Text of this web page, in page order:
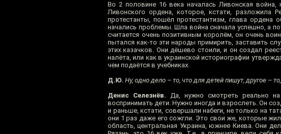
Во 2 половине 16 века началась Ливонская
Ливонского ордена, которое, кстати, разложила
протестанты, пошёл протестантизм, глава ордена
начались проблемы. Шла война сначала успешно, а
считается очень позитивным королём, он очень
пытался как-то эти народы примирить, заставить
этих казачков. Они дёшево стоили, и он создал
налёта, или как в украинской историографии
чем подаётся в учебниках.
Д.Ю. Ну, одно дело – то, что для детей пишут, другое –
Денис Селезнёв. Да, нужно смотреть реально
воспринимать дети. Нужно иногда и взрослеть. Он
и раньше, кстати, совершали набеги, не только на
они 1 раз даже его сожгли. Это свои же, которые
область, центральная Украина, южнее Киева. Они